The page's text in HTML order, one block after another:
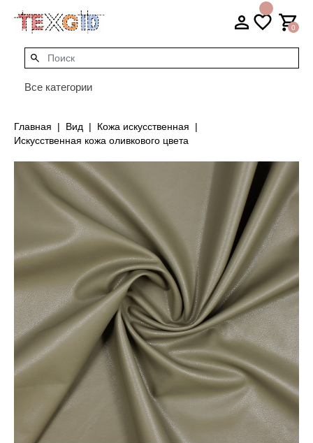
0
Все категории
Главная Вид
Кожа искусственная
Искусственная кожа оливкового цвета